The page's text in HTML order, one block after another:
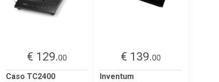
€ 129.00
Caso TC2400
€ 139.00
Inventum